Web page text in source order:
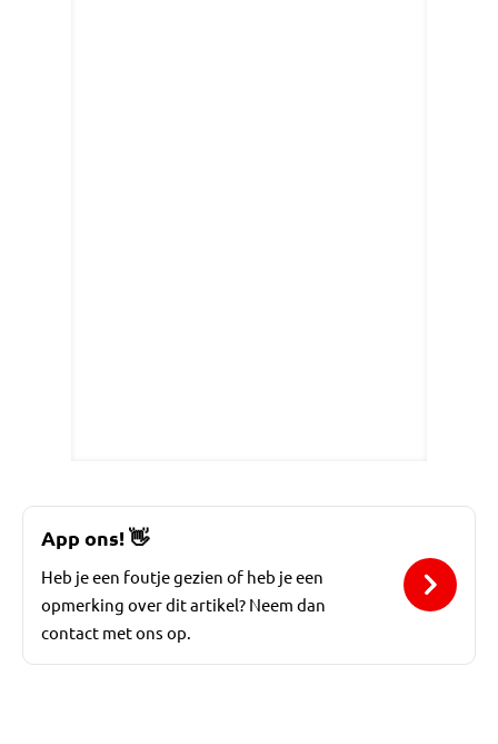
App ons! 👋
Heb je een foutje gezien of heb je een
opmerking over dit artikel? Neem dan
contact met ons op.